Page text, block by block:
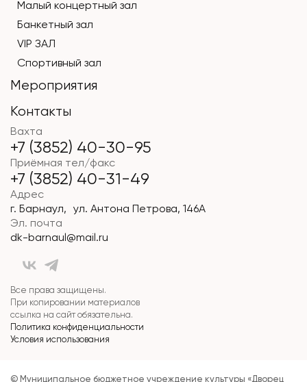
Вахта
+7 (3852) 40-30-95
Приёмная тел/факс
+7 (3852) 40-31-49
Адрес
г. Барнаул, ул. Антона Петрова, 146А
Эл. почта
dk-barnaul@mail.ru
Все права защищены.
При копировании материалов
ссылка на сайт обязательна.
Политика конфиденциальности
Условия использования
Малый концертный зал
Банкетный зал
VIP ЗАЛ
Спортивный зал
Мероприятия
Контакты
© Муниципальное бюджетное учреждение культуры «Дворец